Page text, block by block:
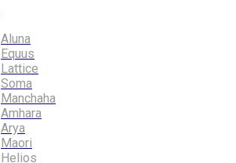
Aluna
Equus
Lattice
Soma
Manchaha
Amhara
Arya
Maori
Helios